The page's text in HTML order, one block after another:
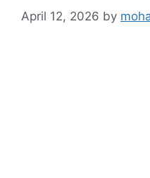
April 12, 2026 by